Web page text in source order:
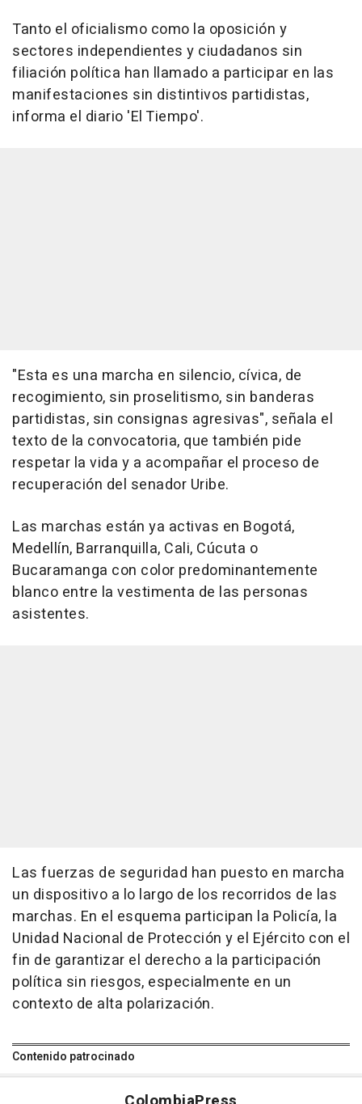
Tanto el oficialismo como la oposición y
sectores independientes y ciudadanos sin
filiación política han llamado a participar en las
manifestaciones sin distintivos partidistas,
informa el diario 'El Tiempo'.
"Esta es una marcha en silencio, cívica, de
recogimiento, sin proselitismo, sin banderas
partidistas, sin consignas agresivas", señala el
texto de la convocatoria, que también pide
respetar la vida y a acompañar el proceso de
recuperación del senador Uribe.
Las marchas están ya activas en Bogotá,
Medellín, Barranquilla, Cali, Cúcuta o
Bucaramanga con color predominantemente
blanco entre la vestimenta de las personas
asistentes.
Las fuerzas de seguridad han puesto en marcha
un dispositivo a lo largo de los recorridos de las
marchas. En el esquema participan la Policía, la
Unidad Nacional de Protección y el Ejército con el
fin de garantizar el derecho a la participación
política sin riesgos, especialmente en un
contexto de alta polarización.
Contenido patrocinado